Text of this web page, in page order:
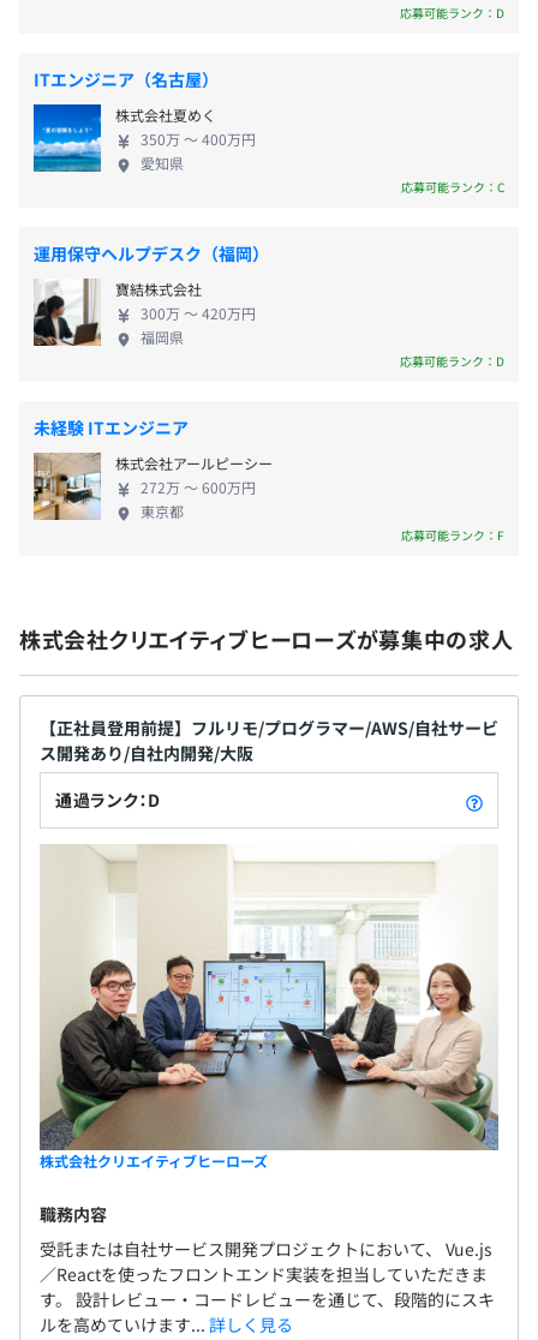
ム検索して地図上に表示できるスマホアプリを含むシステ
AWSサービス: Lambda
言語: Python, Node.js
FW:Vue+CoreUI, Cordova
DB:DynamoDB
好みの条件を入力することで食べ合わせや栄養素などを加
味して1週間の献立を機械学習を用いて選出し、各献立の
材料・作り方などのレシピ情報を閲覧できるアプリを含む
システムの開発を行いました。
AWSサービス: Amplify, Fargate, Athena, ElasticSearch
ライブラリ: MeCab, JUMAN, Sudachi
言語: Python, Node.js
FW:Django, Vue.js, Bootstrap Vue
DB:MySQL
AWSクラウド上に送信し、管理画面から状況確認できる
システム開発を行いました。
言語: Python, Node.js
FW:Flask, Vue.js, Bootstrap Vue
DB:DynamoDB
- 入社時のスキルに応じて、難易度や担当範囲を段階的に
- 設計レビュー・コードレビューを通じたフィードバック
- 隔週の1on1で技術課題やキャリア方針を定期的にすり合
- 書籍購入・資格取得・カンファレンス参加費用を会社が
補助
- スキルシートとOKRによる成長管理・評価制度を導入
- 未経験技術にも実務で挑戦できるよう、案件のアサイン
を調整
エンジニアがストレスなく開発に集中できるよう、入社時
に希望スペックのPCを貸与しています。
在宅勤務手当: 5,000円
業績連動決算賞与：年2回
全国健康保険協会加入
健康保険・厚生年金加入、雇用保険・労災保険適用
契約更新の有無・契約期間の定め
なし(6ヶ月（試用期間中は契約社員としての雇用となりま
すが、試用期間終了後は正社員登用することを前提とした
採用です）)
契約更新の判断基準
契約更新の上限
更新なし
6カ月
間終了後は正社員登用することを前提とした採用です。
試用期間中の待遇・業務内容等に変更はありません。
全案件が100％社内開発であり、設計・技術選定の裁
社サービスとしては旅行関連のWebアプリを開発中
で、AIによるレコメンド機能やサーバーレス構成を活
かした柔軟なスケーラビリティを重視した設計を採
用しています。受託と自社開発を両輪に、技術力を高
めながら事業を展開しているフェーズです。 組織方
集中できる環境づくりを重視しています。時間ではな
く成果でエンジニアの価値を評価する文化が根づい
ており、裁量労働制・副業可・技術支援制度など、働
き方の自由度も高いことが特徴です。
応募可能ランク：D
ITエンジニア（名古屋）
株式会社夏めく
350万 〜 400万円
愛知県
応募可能ランク：C
運用保守ヘルプデスク（福岡）
寶結株式会社
300万 〜 420万円
福岡県
応募可能ランク：D
未経験 ITエンジニア
株式会社アールピーシー
272万 〜 600万円
東京都
応募可能ランク：F
株式会社クリエイティブヒーローズが募集中の求人
【正社員登用前提】フルリモ/プログラマー/AWS/自社サービ
ス開発あり/自社内開発/大阪
通過ランク：D
株式会社クリエイティブヒーローズ
職務内容
受託または自社サービス開発プロジェクトにおいて、 Vue.js
／Reactを使ったフロントエンド実装を担当していただきま
す。 設計レビュー・コードレビューを通じて、段階的にスキ
ルを高めていけます... 詳しく見る